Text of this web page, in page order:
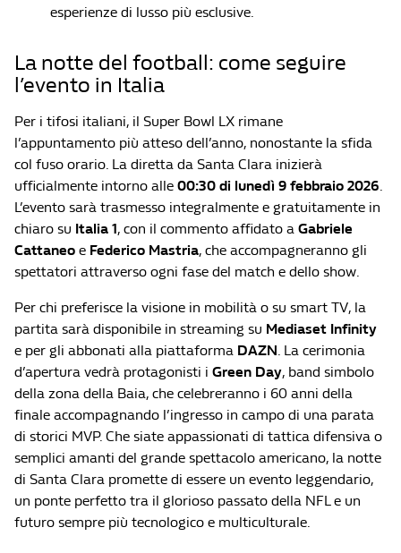
esperienze di lusso più esclusive.
La notte del football: come seguire
l’evento in Italia
Per i tifosi italiani, il Super Bowl LX rimane
l’appuntamento più atteso dell’anno, nonostante la sfida
col fuso orario. La diretta da Santa Clara inizierà
ufficialmente intorno alle 00:30 di lunedì 9 febbraio 2026.
L’evento sarà trasmesso integralmente e gratuitamente in
chiaro su Italia 1, con il commento affidato a Gabriele
Cattaneo e Federico Mastria, che accompagneranno gli
spettatori attraverso ogni fase del match e dello show.
Per chi preferisce la visione in mobilità o su smart TV, la
partita sarà disponibile in streaming su Mediaset Infinity
e per gli abbonati alla piattaforma DAZN. La cerimonia
d’apertura vedrà protagonisti i Green Day, band simbolo
della zona della Baia, che celebreranno i 60 anni della
finale accompagnando l’ingresso in campo di una parata
di storici MVP. Che siate appassionati di tattica difensiva o
semplici amanti del grande spettacolo americano, la notte
di Santa Clara promette di essere un evento leggendario,
un ponte perfetto tra il glorioso passato della NFL e un
futuro sempre più tecnologico e multiculturale.